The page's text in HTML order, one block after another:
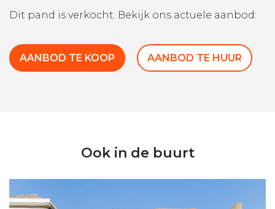
Dit pand is verkocht. Bekijk ons actuele aanbod:
AANBOD TE KOOP AANBOD TE HUUR
Ook in de buurt